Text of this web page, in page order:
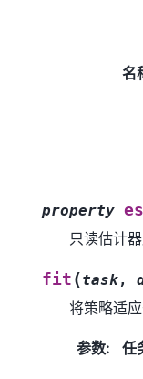
名
property
只读估计器
fit (task,
将策略适
参数: 任